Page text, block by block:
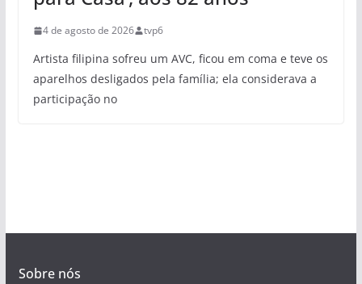
4 de agosto de 2026 tvp6
Artista filipina sofreu um AVC, ficou em coma e teve os
aparelhos desligados pela família; ela considerava a
participação no
Sobre nós